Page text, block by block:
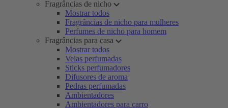
Fragrâncias de nicho
Mostrar todos
Fragrâncias de nicho para mulheres
Perfumes de nicho para homem
Fragrâncias para casa
Mostrar todos
Velas perfumadas
Sticks perfumadores
Difusores de aroma
Pedras perfumadas
Ambientadores
Ambientadores para carro